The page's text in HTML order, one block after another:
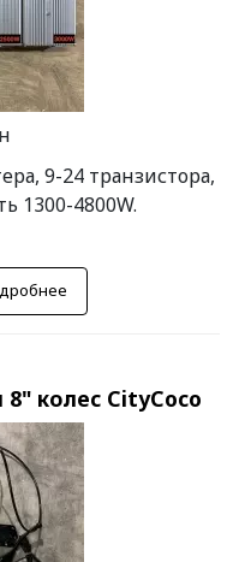
9-24 транзистора,
1300-4800W.
колес CityCoco